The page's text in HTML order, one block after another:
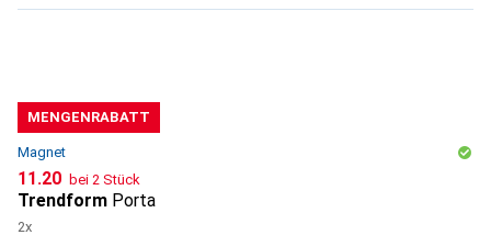
MENGENRABATT
Magnet
CHF
11.20 bei 2 Stück
Trendform Porta
2x